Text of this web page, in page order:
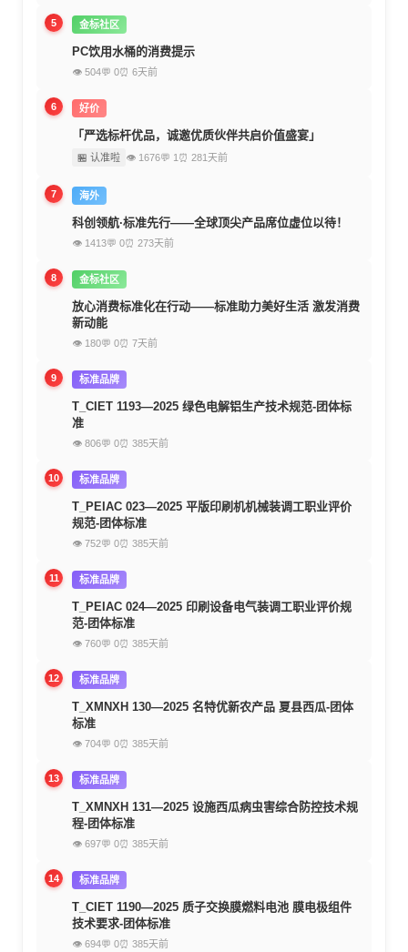
5 金标社区
PC饮用水桶的消费提示
👁 504💬 0⏰ 6天前
6 好价
「严选标杆优品，诚邀优质伙伴共启价值盛宴」
🏪 认准啦 👁 1676💬 1 ⏰ 281天前
7 海外
科创领航·标准先行——全球顶尖产品席位虚位以待！
👁 1413💬 0⏰ 273天前
8 金标社区
放心消费标准化在行动——标准助力美好生活 激发消费
新动能
👁 180💬 0⏰ 7天前
9 标准品牌
T_CIET 1193—2025 绿色电解铝生产技术规范-团体标
准
👁 806💬 0⏰ 385天前
10 标准品牌
T_PEIAC 023—2025 平版印刷机机械装调工职业评价
规范-团体标准
👁 752💬 0⏰ 385天前
11 标准品牌
T_PEIAC 024—2025 印刷设备电气装调工职业评价规
范-团体标准
👁 760💬 0⏰ 385天前
12 标准品牌
T_XMNXH 130—2025 名特优新农产品 夏县西瓜-团体
标准
👁 704💬 0⏰ 385天前
13 标准品牌
T_XMNXH 131—2025 设施西瓜病虫害综合防控技术规
程-团体标准
👁 697💬 0⏰ 385天前
14 标准品牌
T_CIET 1190—2025 质子交换膜燃料电池 膜电极组件
技术要求-团体标准
👁 694💬 0⏰ 385天前